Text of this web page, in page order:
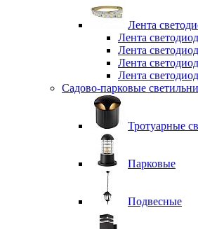
Лента
Лента
Лента
Лента
Лента
Садово-парковые
Тротуарные
Парковые
Подвесные